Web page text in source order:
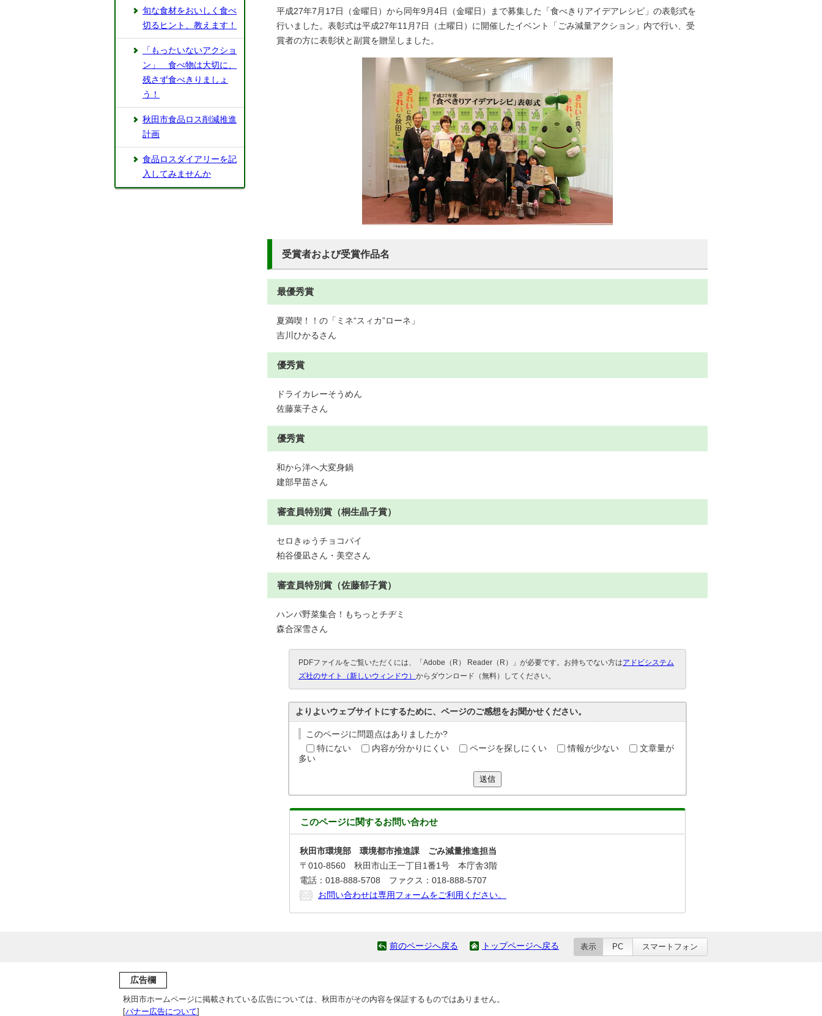
平成27年7月17日（金曜日）から同年9月4日（金曜日）まで募集した「食べきりアイデアレシピ」の表彰式を
行いました。表彰式は平成27年11月7日（土曜日）に開催したイベント「ごみ減量アクション」内で行い、受
賞者の方に表彰状と副賞を贈呈しました。
受賞者および受賞作品名
最優秀賞
夏満喫！！の「ミネ“スィカ”ローネ」
吉川ひかるさん
優秀賞
ドライカレーそうめん
佐藤葉子さん
優秀賞
和から洋へ大変身鍋
建部早苗さん
審査員特別賞（桐生晶子賞）
セロきゅうチョコパイ
柏谷優凪さん・美空さん
審査員特別賞（佐藤郁子賞）
ハンパ野菜集合！もちっとチヂミ
森合深雪さん
PDFファイルをご覧いただくには、「Adobe（R） Reader（R）」が必要です。お持ちでない方はアドビシステム
ズ社のサイト（新しいウィンドウ） からダウンロード（無料）してください。
よりよいウェブサイトにするために、ページのご感想をお聞かせください。
このページに問題点はありましたか?
特にない
内容が分かりにくい ページを探しにくい 情報が少ない
文章量が
多い
送信
このページに関するお問い合わせ
秋田市環境部 環境都市推進課 ごみ減量推進担当
〒010-8560 秋田市山王一丁目1番1号 本庁舎3階
電話：018-888-5708 ファクス：018-888-5707
お問い合わせは専用フォームをご利用ください。
旬な食材をおいしく食べ
切るヒント、教えます！
「もったいないアクショ
ン」 食べ物は大切に、
残さず食べきりましょ
う！
秋田市食品ロス削減推進
計画
食品ロスダイアリーを記
入してみませんか
前のページへ戻る トップページへ戻る 表示 PC スマートフォン
広告欄
秋田市ホームページに掲載されている広告については、秋田市がその内容を保証するものではありません。
[バナー広告について]